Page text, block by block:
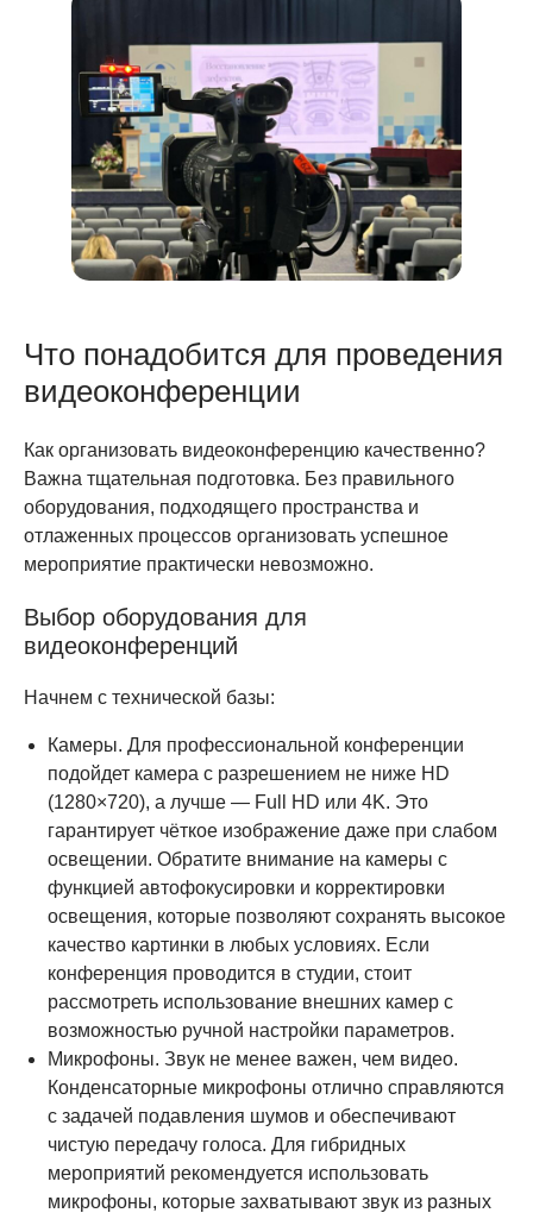
Что понадобится для проведения
видеоконференции
Как организовать видеоконференцию качественно?
Важна тщательная подготовка. Без правильного
оборудования, подходящего пространства и
отлаженных процессов организовать успешное
мероприятие практически невозможно.
Выбор оборудования для
видеоконференций
Начнем с технической базы:
Камеры. Для профессиональной конференции
подойдет камера с разрешением не ниже HD
(1280×720), а лучше — Full HD или 4K. Это
гарантирует чёткое изображение даже при слабом
освещении. Обратите внимание на камеры с
функцией автофокусировки и корректировки
освещения, которые позволяют сохранять высокое
качество картинки в любых условиях. Если
конференция проводится в студии, стоит
рассмотреть использование внешних камер с
возможностью ручной настройки параметров.
Микрофоны. Звук не менее важен, чем видео.
Конденсаторные микрофоны отлично справляются
с задачей подавления шумов и обеспечивают
чистую передачу голоса. Для гибридных
мероприятий рекомендуется использовать
микрофоны, которые захватывают звук из разных